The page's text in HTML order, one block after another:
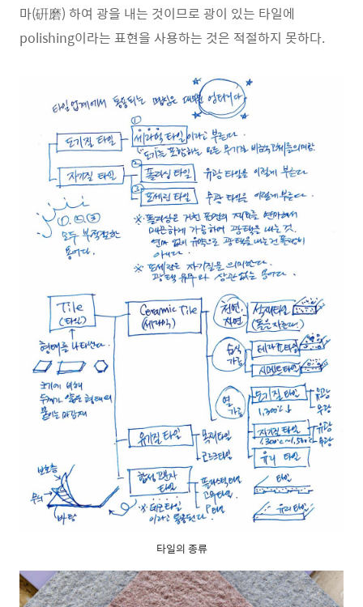
마(硏磨) 하여 광을 내는 것이므로 광이 있는 타일에
polishing이라는 표현을 사용하는 것은 적절하지 못하다.
타일의 종류